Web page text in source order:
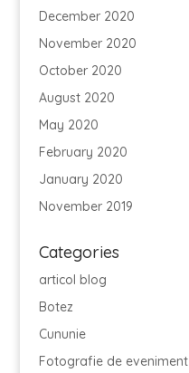
December 2020
November 2020
October 2020
August 2020
May 2020
February 2020
January 2020
November 2019
Categories
articol blog
Botez
Cununie
Fotografie de eveniment